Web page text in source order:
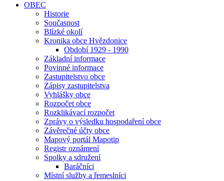
OBEC
Historie
Současnost
Blízké okolí
Kronika obce Hvězdonice
Období 1929 - 1990
Základní informace
Povinné informace
Zastupitelstvo obce
Zápisy zastupitelstva
Vyhlášky obce
Rozpočet obce
Rozklikávací rozpočet
Zprávy o výsledku hospodaření obce
Závěrečné účty obce
Mapový portál Mapotip
Registr oznámení
Spolky a sdružení
Baráčníci
Místní služby a řemeslníci